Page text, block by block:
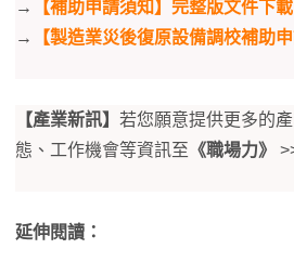
→
【補助申請須知】完整版文件下載
→
【製造業災後復原設備調校補助
【產業新訊】 若您願意提供更多的
態、工作機會等資訊至 《職場力》
延伸閱讀：